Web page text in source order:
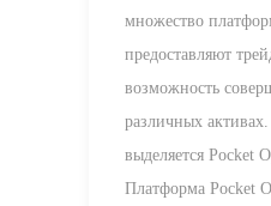
множество
предоставляют
возможность
различных
выделяется Pocket
Платформа Pocket